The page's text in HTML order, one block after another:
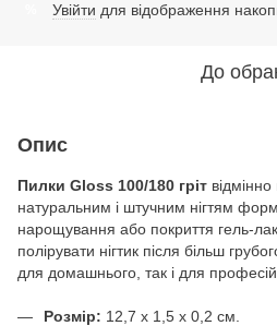
Увійти для відображення
До
Опис
Пилки Gloss 100/180 гріт
натуральним і штучним нігтям
нарощування або покриття гель-
полірувати нігтик після більш
для домашнього, так і для
Розмір: 12,7 х 1,5 х 0,2 см.